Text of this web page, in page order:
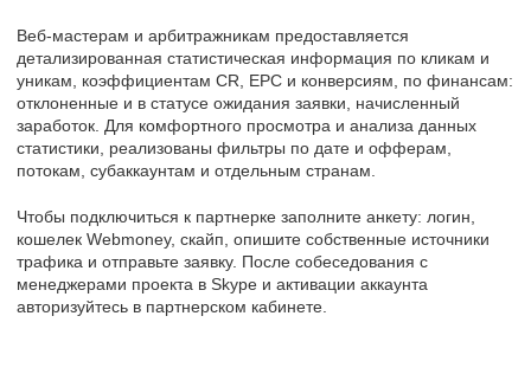
Веб-мастерам и арбитражникам предоставляется
детализированная статистическая информация по кликам и
уникам, коэффициентам CR, EPC и конверсиям, по финансам:
отклоненные и в статусе ожидания заявки, начисленный
заработок. Для комфортного просмотра и анализа данных
статистики, реализованы фильтры по дате и офферам,
потокам, субаккаунтам и отдельным странам.
Чтобы подключиться к партнерке заполните анкету: логин,
кошелек Webmoney, скайп, опишите собственные источники
трафика и отправьте заявку. После собеседования с
менеджерами проекта в Skype и активации аккаунта
авторизуйтесь в партнерском кабинете.